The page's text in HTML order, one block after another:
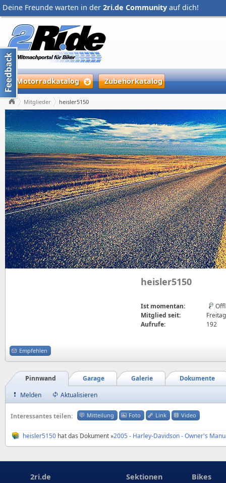
Deine Freunde warten in der 2ri.de Community auf dich!
Motorradkatalog Zubehörkatalog
Mitglieder heisler5150
heisler5150
Ist momentan:
Mitglied seit:
Aufrufe:
192
Empfehlen
Dokumente
Galerie
Garage
Pinnwand
Melden
Aktualisieren
Interessantes teilen: Mitteilung Foto Link Video
heisler5150 hat das Dokument »2005 - Harley-Davidson - Owner's
2ri.de Sektionen Bikes